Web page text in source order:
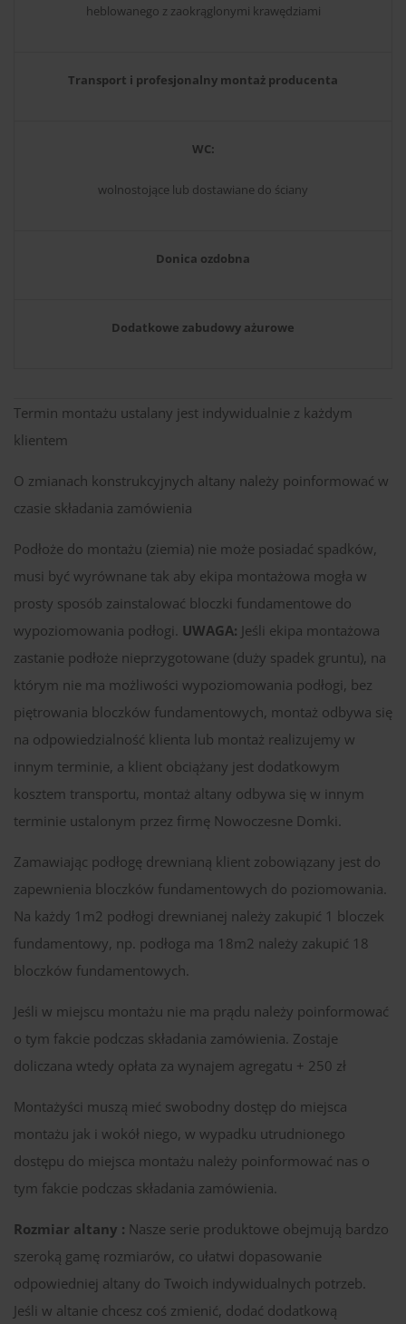
heblowanego z zaokrąglonymi krawędziami
Transport i profesjonalny montaż producenta
WC:
wolnostojące lub dostawiane do ściany
Donica ozdobna
Dodatkowe zabudowy ażurowe
Termin montażu ustalany jest indywidualnie z każdym
klientem
O zmianach konstrukcyjnych altany należy poinformować w
czasie składania zamówienia
Podłoże do montażu (ziemia) nie może posiadać spadków,
musi być wyrównane tak aby ekipa montażowa mogła w
prosty sposób zainstalować bloczki fundamentowe do
wypoziomowania podłogi. UWAGA: Jeśli ekipa montażowa
zastanie podłoże nieprzygotowane (duży spadek gruntu), na
którym nie ma możliwości wypoziomowania podłogi, bez
piętrowania bloczków fundamentowych, montaż odbywa się
na odpowiedzialność klienta lub montaż realizujemy w
innym terminie, a klient obciążany jest dodatkowym
kosztem transportu, montaż altany odbywa się w innym
terminie ustalonym przez firmę Nowoczesne Domki.
Zamawiając podłogę drewnianą klient zobowiązany jest do
zapewnienia bloczków fundamentowych do poziomowania.
Na każdy 1m2 podłogi drewnianej należy zakupić 1 bloczek
fundamentowy, np. podłoga ma 18m2 należy zakupić 18
bloczków fundamentowych.
Jeśli w miejscu montażu nie ma prądu należy poinformować
o tym fakcie podczas składania zamówienia. Zostaje
doliczana wtedy opłata za wynajem agregatu + 250 zł
Montażyści muszą mieć swobodny dostęp do miejsca
montażu jak i wokół niego, w wypadku utrudnionego
dostępu do miejsca montażu należy poinformować nas o
tym fakcie podczas składania zamówienia.
Rozmiar altany : Nasze serie produktowe obejmują bardzo
szeroką gamę rozmiarów, co ułatwi dopasowanie
odpowiedniej altany do Twoich indywidualnych potrzeb.
Jeśli w altanie chcesz coś zmienić, dodać dodatkową